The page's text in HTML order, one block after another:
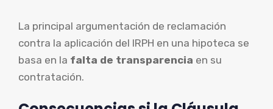
La principal argumentación de reclamación
contra la aplicación del IRPH en una hipoteca se
basa en la falta de transparencia en su
contratación.